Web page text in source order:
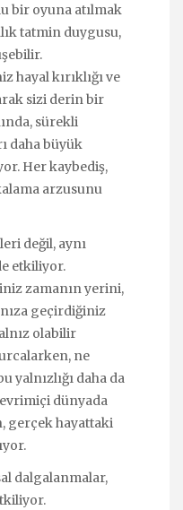
bir oyuna atılmak
tatmin duygusu,
hayal kırıklığı ve
sizi derin bir
sürekli
daha büyük
Her kaybediş,
arzusunu
değil, aynı
etkiliyor.
zamanın yerini,
geçirdiğiniz
olabilir
ne
yalnızlığı daha da
dünyada
gerçek hayattaki
dalgalanmalar,